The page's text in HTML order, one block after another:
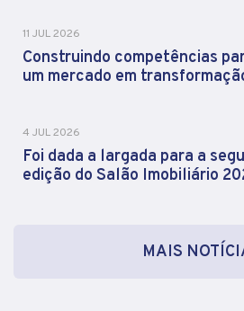
11 JUL 2026
Construindo competências
um mercado em
4 JUL 2026
Foi dada a largada para a
edição do Salão Imobiliário
MAIS